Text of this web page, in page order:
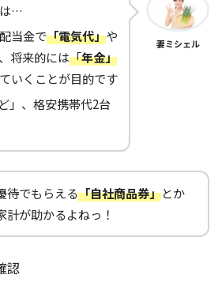
は…
当金で「電気代」や
将来的には「年金」
いくことが目的です
」、格安携帯代2台
妻ミシェル
待でもらえる「自社商品券」とか
計が助かるよねっ！
認